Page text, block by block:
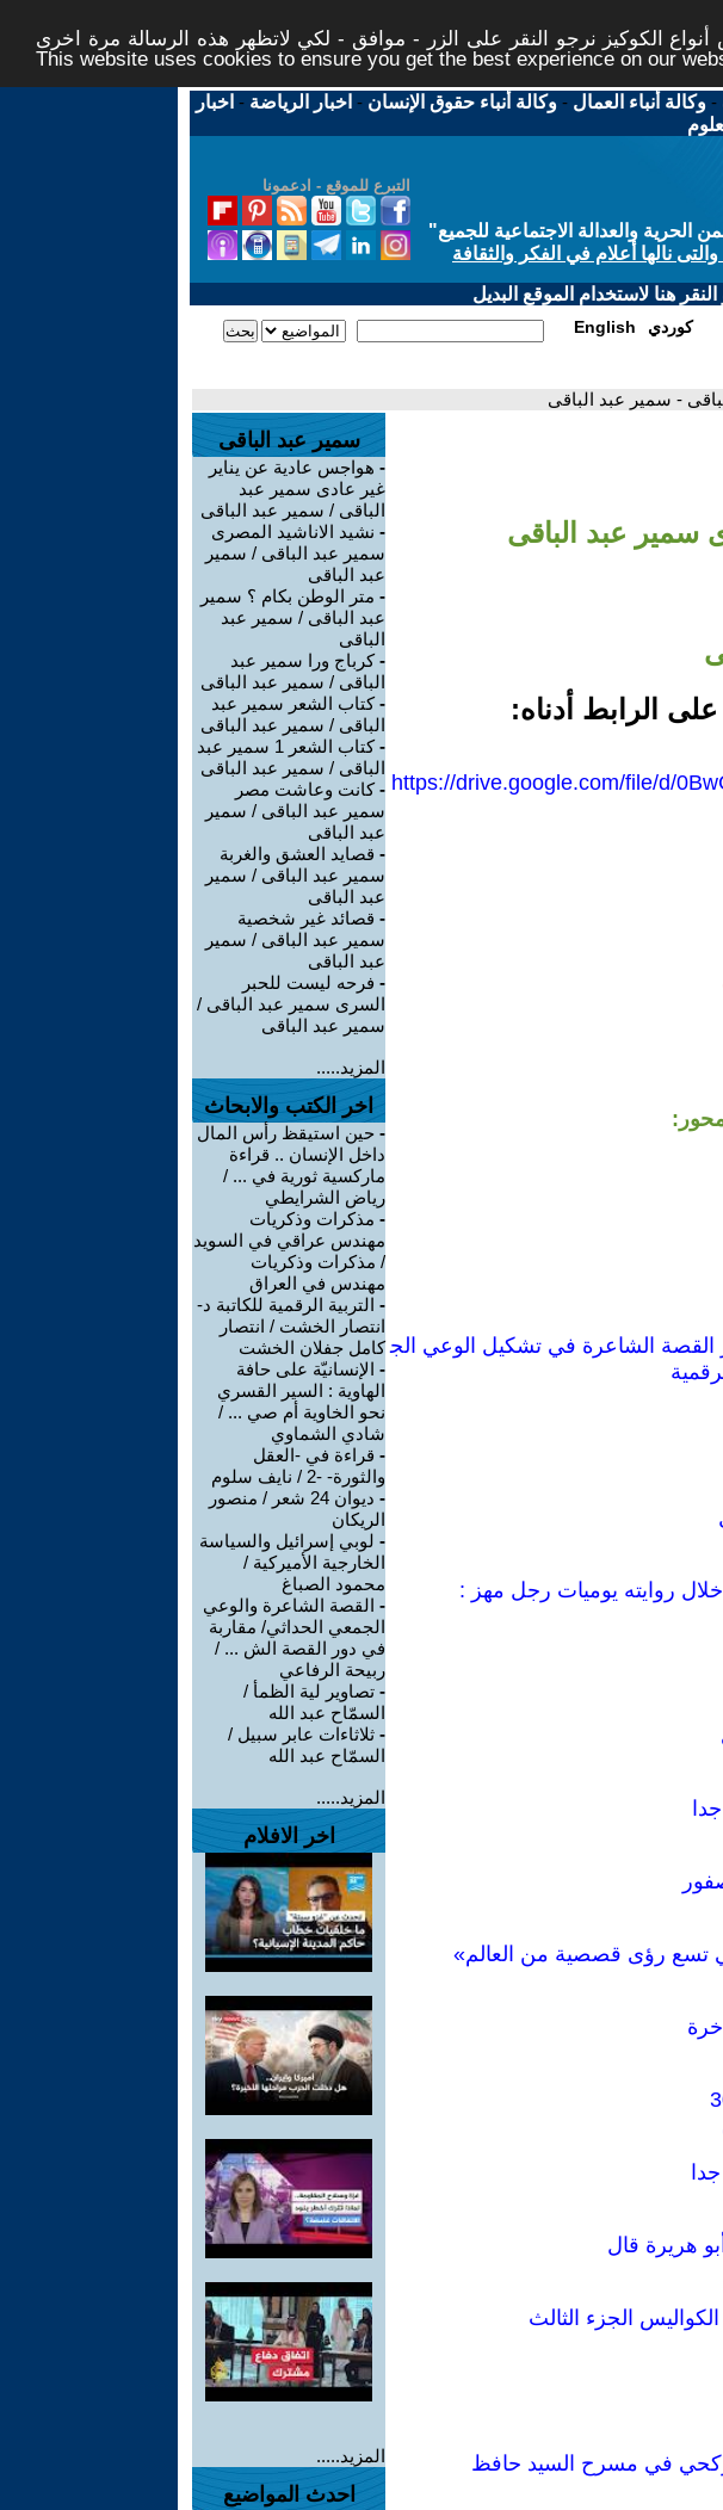
الكوكيز نرجو النقر على الزر - موافق - لكي لاتظهر هذه الرسالة مرة اخرى -
This website uses cookies to ensure you get the best experience on our
-وكالة أنباء العمال -وكالة أنباء حقوق الإنسان - اخبار الرياضة - اخبار
التبرع للموقع - ادعمونا
والعدالة الاجتماعية للجميع"
نالها أعلام في الفكر والثقافة
هنا لاستخدام الموقع البديل
English كوردي
- سمير عبد الباقى
سمير عبد الباقى
الرابط أدناه:
https://drive.google.com/file/d/
القصة الشاعرة في تشكيل الوعي الج
روايته يوميات رجل مهز :
تسع رؤى قصصية من العالم»
هريرة قال
الجزء الثالث
في مسرح السيد حافظ
سمير عبد الباقى
- هواجس عادية عن يناير
غير عادى سمير عبد
الباقى / سمير عبد الباقى
- نشيد الاناشيد المصرى
سمير عبد الباقى / سمير
عبد الباقى
- متر الوطن بكام ؟ سمير
عبد الباقى / سمير عبد
الباقى
-كرباج ورا سمير عبد
الباقى / سمير عبد الباقى
-كتاب الشعر سمير عبد
الباقى / سمير عبد الباقى
-
كتاب الشعر 1 سمير عبد
الباقى / سمير عبد الباقى
-كانت وعاشت مصر
سمير عبد الباقى / سمير
عبد الباقى
- قصايد العشق والغربة
سمير عبد الباقى / سمير
عبد الباقى
- قصائد غير شخصية
سمير عبد الباقى / سمير
عبد الباقى
- فرحه ليست للحبر
السرى سمير عبد الباقى /
سمير عبد الباقى
المزيد.....
اخر الكتب والابحاث
- حين استيقظ رأس المال
داخل الإنسان .. قراءة
ماركسية ثورية في ... /
رياض الشرايطي
- مذكرات وذكريات
مهندس عراقي في السويد
/ مذكرات وذكريات
مهندس في العراق
- التربية الرقمية للكاتبة د-
انتصار الخشت / انتصار
كامل جفلان الخشت
- الإنسانيّة على حافة
الهاوية : السير القسري
نحو الخاوية أم صي ... /
شادي الشماوي
- قراءة في -العقل
والثورة- -2 / نايف سلوم
-
ديوان 24 شعر / منصور
الريكان
- لوبي إسرائيل والسياسة
الخارجية الأميركية /
محمود الصباغ
- القصة الشاعرة والوعي
الجمعي الحداثي/ مقاربة
في دور القصة الش ... /
ربيحة الرفاعي
- تصاوير لية الظمأ /
السمّاح عبد الله
- ثلاثاءات عابر سبيل /
السمّاح عبد الله
المزيد.....
اخر الافلام
المزيد.....
احدث المواضيع